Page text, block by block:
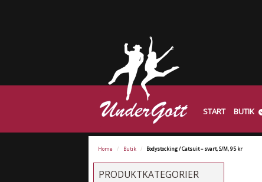
START BUTIK
Home / Butik / Bodystocking / Catsuit – svart, S/M, 95 kr
PRODUKTKATEGORIER